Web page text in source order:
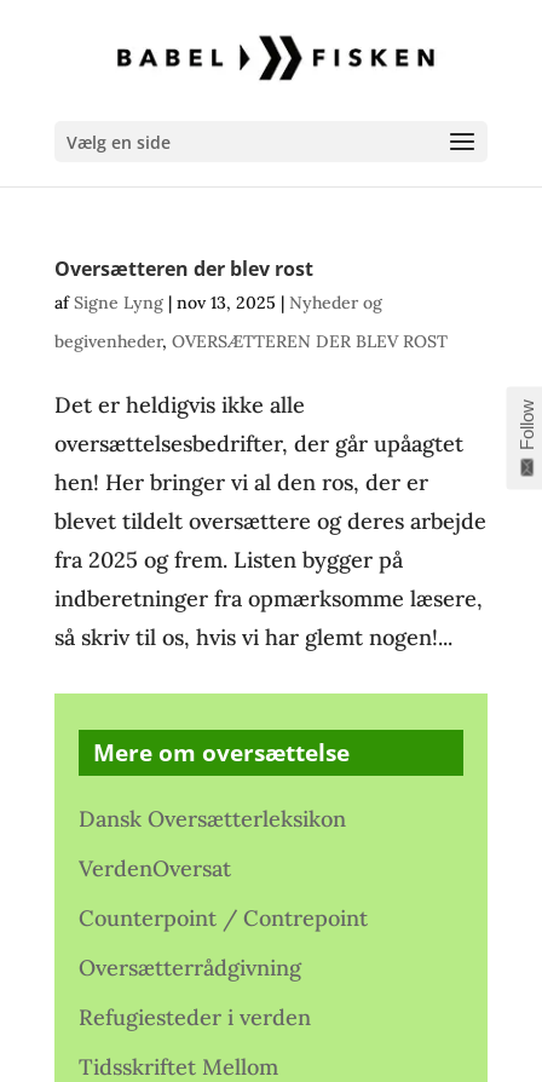
Vælg en side
Oversætteren der blev rost
afSigne Lyng| nov 13, 2025 | Nyheder og
begivenheder, OVERSÆTTEREN DER BLEV ROST
Det er heldigvis ikke alle
oversættelsesbedrifter, der går upåagtet
hen! Her bringer vi al den ros, der er
blevet tildelt oversættere og deres arbejde
fra 2025 og frem. Listen bygger på
indberetninger fra opmærksomme læsere,
så skriv til os, hvis vi har glemt nogen!...
Mere om oversættelse
Dansk Oversætterleksikon
VerdenOversat
Counterpoint / Contrepoint
Oversætterrådgivning
Refugiesteder i verden
Tidsskriftet Mellom
Follow